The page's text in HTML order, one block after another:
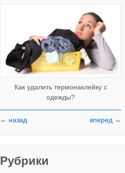
Как удалить термонаклейку с
одежды?
← назад вперед →
Рубрики